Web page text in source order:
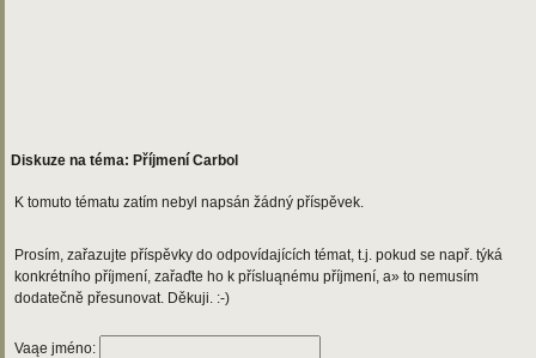
Diskuze na téma: Příjmení Carbol
K tomuto tématu zatím nebyl napsán žádný příspěvek.
Prosím, zařazujte příspěvky do odpovídajících témat, t.j. pokud se např. týká
konkrétního příjmení, zařaďte ho k přísluąnému příjmení, a» to nemusím
dodatečně přesunovat. Děkuji. :-)
Vaąe jméno: